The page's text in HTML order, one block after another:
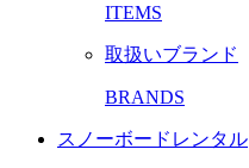
ITEMS
取扱いブランド
BRANDS
スノーボードレンタル